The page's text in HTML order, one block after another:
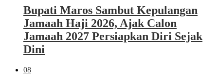
Bupati Maros Sambut Kepulangan
Jamaah Haji 2026, Ajak Calon
Jamaah 2027 Persiapkan Diri Sejak
Dini
08